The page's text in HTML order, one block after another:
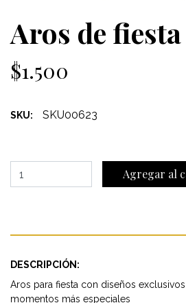
Aros de fiesta
$1.500
SKU: SKU00623
DESCRIPCIÓN:
Aros para fiesta con diseños
momentos más especiales